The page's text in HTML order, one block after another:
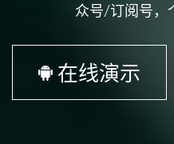
众号/订阅号，
在线演示